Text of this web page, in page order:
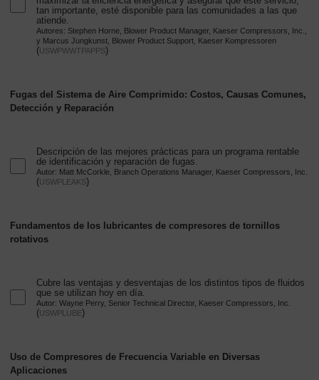
tan importante, esté disponible para las comunidades a las que
atiende.
Autores: Stephen Horne, Blower Product Manager, Kaeser Compressors, Inc.,
y Marcus Jungkunst, Blower Product Support, Kaeser Kompressoren
(USWPWWTPAPPS)
Fugas del Sistema de Aire Comprimido: Costos, Causas Comunes,
Detección y Reparación
Descripción de las mejores prácticas para un programa rentable
de identificación y reparación de fugas.
Autor: Matt McCorkle, Branch Operations Manager, Kaeser Compressors, Inc.
(USWPLEAKS)
Fundamentos de los lubricantes de compresores de tornillos
rotativos
Cubre las ventajas y desventajas de los distintos tipos de fluidos
que se utilizan hoy en día.
Autor: Wayne Perry, Senior Technical Director, Kaeser Compressors, Inc.
(USWPLUBE)
Uso de Compresores de Frecuencia Variable en Diversas
Aplicaciones